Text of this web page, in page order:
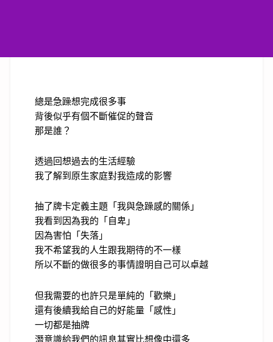
總是急躁想完成很多事
背後似乎有個不斷催促的聲音
那是誰？
透過回想過去的生活經驗
我了解到原生家庭對我造成的影響
抽了牌卡定義主題「我與急躁感的關係」
我看到因為我的「自卑」
因為害怕「失落」
我不希望我的人生跟我期待的不一樣
所以不斷的做很多的事情證明自己可以卓越
但我需要的也許只是單純的「歡樂」
還有後續我給自己的好能量「感性」
一切都是抽牌
潛意識給我們的訊息其實比想像中還多